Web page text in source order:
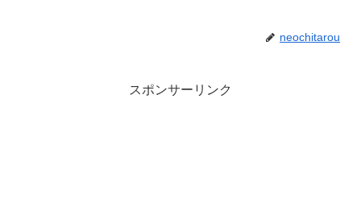
neochitarou
スポンサーリンク